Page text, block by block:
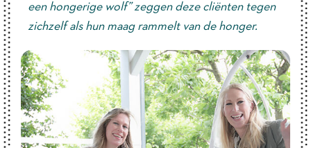
een hongerige wolf” zeggen deze cliënten tegen
zichzelf als hun maag rammelt van de honger.